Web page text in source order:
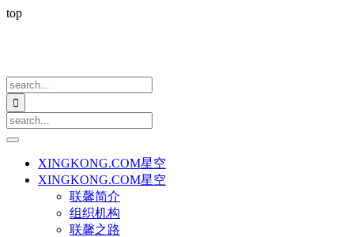
top

XINGKONG.COM星空
XINGKONG.COM星空
联馨简介
组织机构
联馨之路